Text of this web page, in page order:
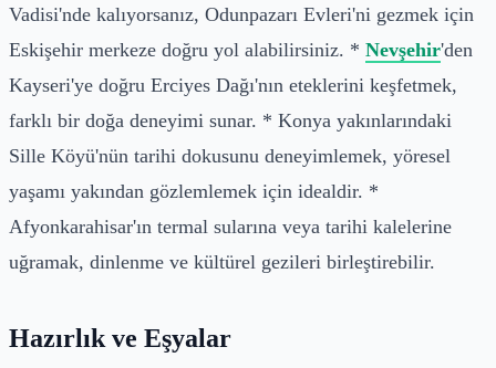
Vadisi'nde kalıyorsanız, Odunpazarı Evleri'ni gezmek için
Eskişehir merkeze doğru yol alabilirsiniz. * Nevşehir'den
Kayseri'ye doğru Erciyes Dağı'nın eteklerini keşfetmek,
farklı bir doğa deneyimi sunar. * Konya yakınlarındaki
Sille Köyü'nün tarihi dokusunu deneyimlemek, yöresel
yaşamı yakından gözlemlemek için idealdir. *
Afyonkarahisar'ın termal sularına veya tarihi kalelerine
uğramak, dinlenme ve kültürel gezileri birleştirebilir.
Hazırlık ve Eşyalar